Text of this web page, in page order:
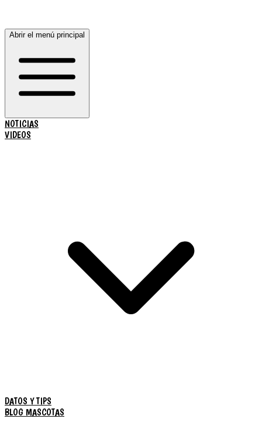
Abrir el menú principal
NOTICIAS
VIDEOS
DATOS Y TIPS
BLOG MASCOTAS